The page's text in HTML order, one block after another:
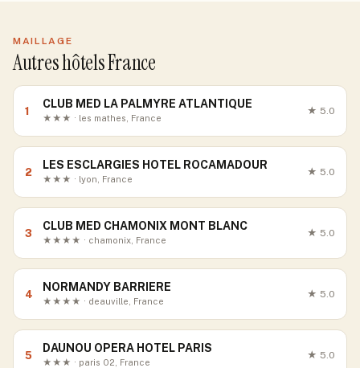
MAILLAGE
Autres hôtels France
1
CLUB MED LA PALMYRE ATLANTIQUE
★★★ · les mathes, France
★ 5.0
2
LES ESCLARGIES HOTEL ROCAMADOUR
★★★ · lyon, France
★ 5.0
3
CLUB MED CHAMONIX MONT BLANC
★★★★ · chamonix, France
★ 5.0
4
NORMANDY BARRIERE
★★★★ · deauville, France
★ 5.0
5
DAUNOU OPERA HOTEL PARIS
★★★ · paris 02, France
★ 5.0